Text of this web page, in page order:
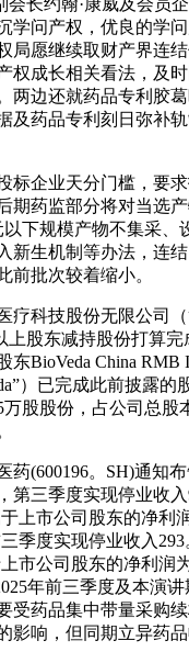
会长约翰·康威及会员
学问产权，优良的学问
局愿继续取财产界连
权成长相关看法，及
两边还就药品专利胶葛
及药品专利刻日弥补
企业天分门槛，要求
期药监部分将对当选
下规模产物不集采、
新生机制等办法，连结
前批次较着缩小。
科技股份无限公司（
上股东减持股份打算完
BioVeda China RMB
）已完成此前披露的
股股份，占公司总股
(600196。SH)通知布
第三季度实现停业收
上市公司股东的净利
季度实现停业收入
市公司股东的净利润
年前三季度及本演
受药品集中带量采购
影响，但同期立异药品